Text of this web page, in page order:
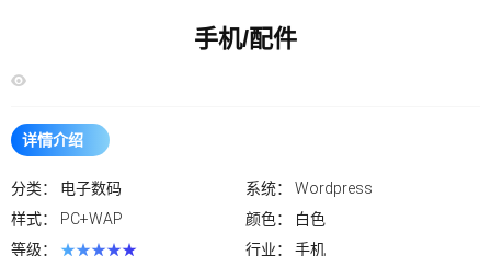
手机/配件
详情介绍
分类： 电子数码 系统： Wordpress
样式：
PC+WAP 颜色：
白色
等级： ★★★★★ 行业： 手机